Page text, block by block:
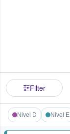
Filter
Nivel D Nivel E